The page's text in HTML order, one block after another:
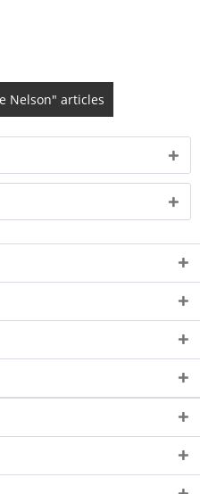
Nelson" articles